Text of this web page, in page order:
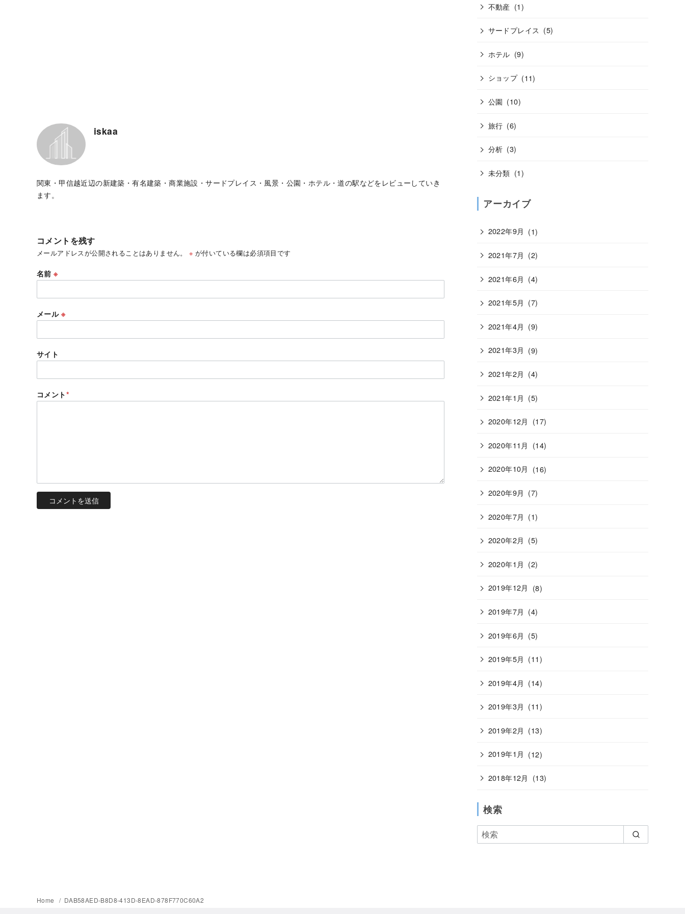
iskaa
関東・甲信越近辺の新建築・有名建築・商業施設・サードプレイス・風景・公園・ホテル・道の駅などをレビューしていき
ます。
コメントを残す
メールアドレスが公開されることはありません。 ※ が付いている欄は必須項目です
名前※
メール ※
サイト
コメント*
不動産 (1)
サードプレイス (5)
ホテル (9)
ショップ (11)
公園 (10)
旅行 (6)
分析 (3)
未分類 (1)
アーカイブ
2022年9月 (1)
2021年7月 (2)
2021年6月 (4)
2021年5月 (7)
2021年4月 (9)
2021年3月 (9)
2021年2月 (4)
2021年1月 (5)
2020年12月 (17)
2020年11月 (14)
2020年10月 (16)
2020年9月 (7)
2020年7月 (1)
2020年2月 (5)
2020年1月 (2)
2019年12月 (8)
2019年7月 (4)
2019年6月 (5)
2019年5月 (11)
2019年4月 (14)
2019年3月 (11)
2019年2月 (13)
2019年1月 (12)
2018年12月 (13)
検索
Home DAB58AED-B8D8-413D-8EAD-878F770C60A2